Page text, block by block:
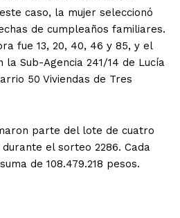
caso, la mujer seleccionó
de cumpleaños familiares.
fue 13, 20, 40, 46 y 85, y el
Sub-Agencia 241/14 de Lucía
50 Viviendas de Tres
parte del lote de cuatro
el sorteo 2286. Cada
de 108.479.218 pesos.